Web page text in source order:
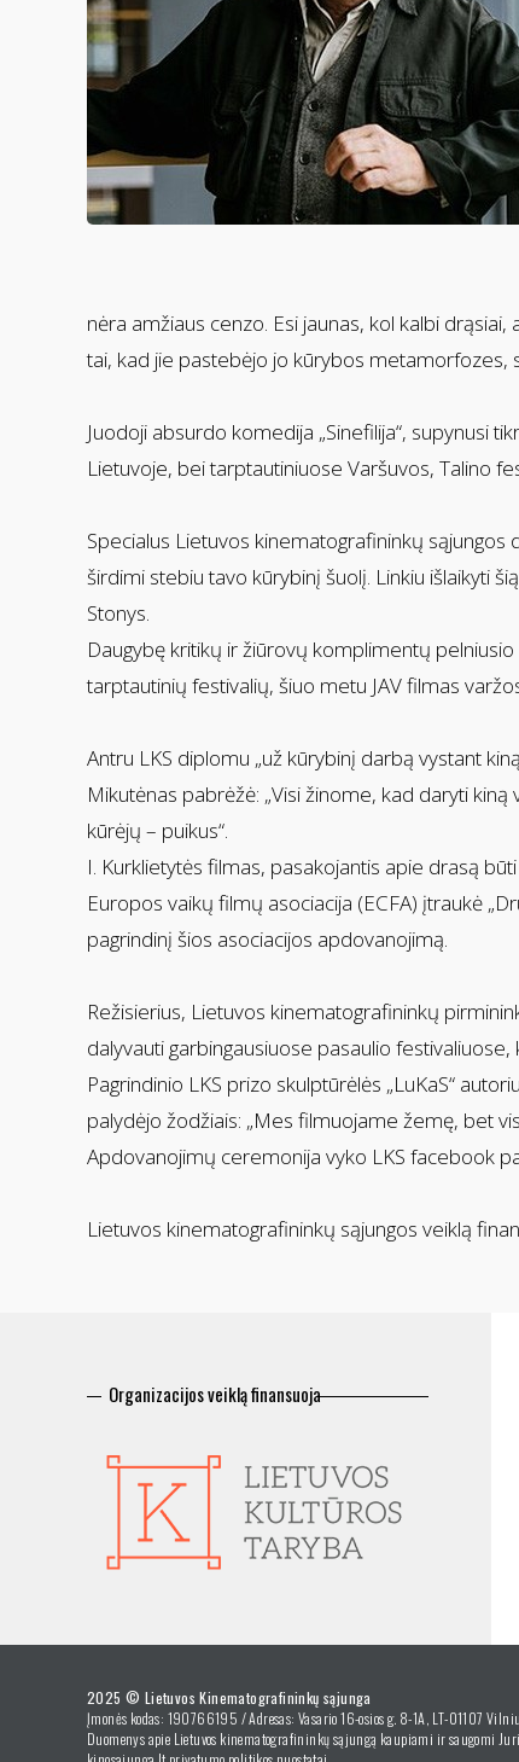
nėra amžiaus cenzo. Esi jaunas, kol kalbi
tai, kad jie pastebėjo jo kūrybos metamorfozes,
Juodoji absurdo komedija „Sinefilija“, supynusi
Lietuvoje, bei tarptautiniuose Varšuvos, Talino
Specialus Lietuvos kinematografininkų sąjungos
širdimi stebiu tavo kūrybinį šuolį. Linkiu išlaikyti
Stonys.
Daugybę kritikų ir žiūrovų komplimentų
tarptautinių festivalių, šiuo metu JAV filmas
Antru LKS diplomu „už kūrybinį darbą vystant
Mikutėnas pabrėžė: „Visi žinome, kad daryti
kūrėjų – puikus“.
I. Kurklietytės filmas, pasakojantis apie drasą
Europos vaikų filmų asociacija (ECFA) įtraukė
pagrindinį šios asociacijos apdovanojimą.
Režisierius, Lietuvos kinematografininkų
dalyvauti garbingausiuose pasaulio
Pagrindinio LKS prizo skulptūrėlės „LuKaS“
palydėjo žodžiais: „Mes filmuojame žemę, bet
Apdovanojimų ceremonija vyko LKS facebook
Lietuvos kinematografininkų sąjungos veiklą
Organizacijos veiklą finansuoja
2025 © Lietuvos Kinematografininkų sąjunga
Įmonės kodas: 190766195 / Adresas: Vasario 16-osios g. 8-1A, LT-01107
Duomenys apie Lietuvos kinematografininkų sąjungą kaupiami ir saugomi